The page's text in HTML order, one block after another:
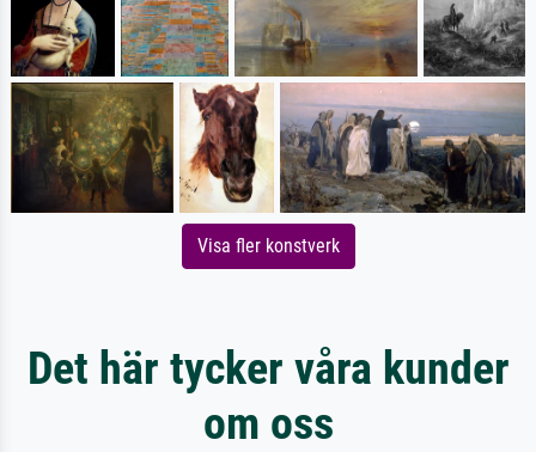
Visa fler konstverk
Det här tycker våra kunder
om oss